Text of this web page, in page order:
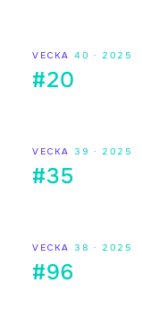
VECKA 40 · 2025
#20
VECKA 39 · 2025
#35
VECKA 38 · 2025
#96